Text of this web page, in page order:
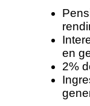
en
2%